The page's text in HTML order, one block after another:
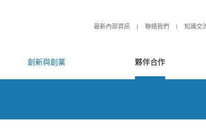
最新內部資訊 聯絡我們 知識交
創新與創業 夥伴合作